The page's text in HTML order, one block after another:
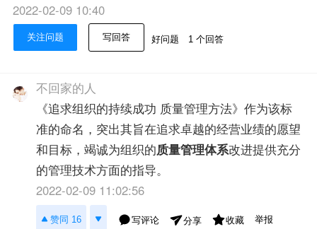
2022-02-09 10:40
关注问题 写回答 好问题 1 个回答
不回家的人
《追求组织的持续成功 质量管理方法》作为该标
准的命名，突出其旨在追求卓越的经营业绩的愿望
和目标，竭诚为组织的质量管理体系改进提供充分
的管理技术方面的指导。
2022-02-09 11:02:56
赞同 16 写评论 分享 收藏 举报